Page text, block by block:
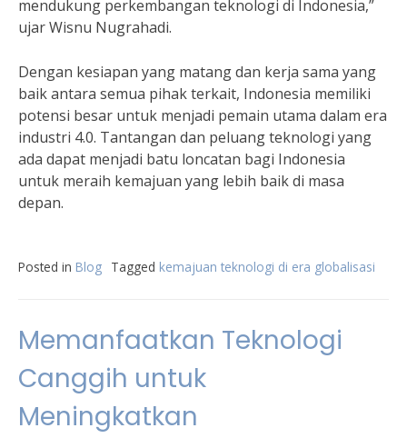
mendukung perkembangan teknologi di Indonesia,”
ujar Wisnu Nugrahadi.
Dengan kesiapan yang matang dan kerja sama yang
baik antara semua pihak terkait, Indonesia memiliki
potensi besar untuk menjadi pemain utama dalam era
industri 4.0. Tantangan dan peluang teknologi yang
ada dapat menjadi batu loncatan bagi Indonesia
untuk meraih kemajuan yang lebih baik di masa
depan.
Posted in Blog Tagged kemajuan teknologi di era globalisasi
Memanfaatkan Teknologi
Canggih untuk
Meningkatkan